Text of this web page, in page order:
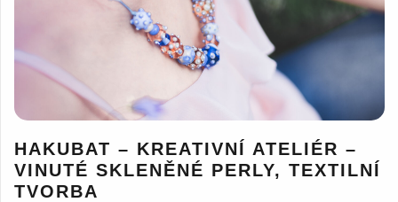
HAKUBAT – KREATIVNÍ ATELIÉR –
VINUTÉ SKLENĚNÉ PERLY, TEXTILNÍ
TVORBA